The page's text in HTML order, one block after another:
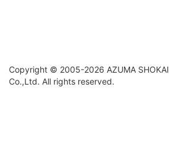
Copyright © 2005-2026 AZUMA SHOKAI
Co.,Ltd. All rights reserved.